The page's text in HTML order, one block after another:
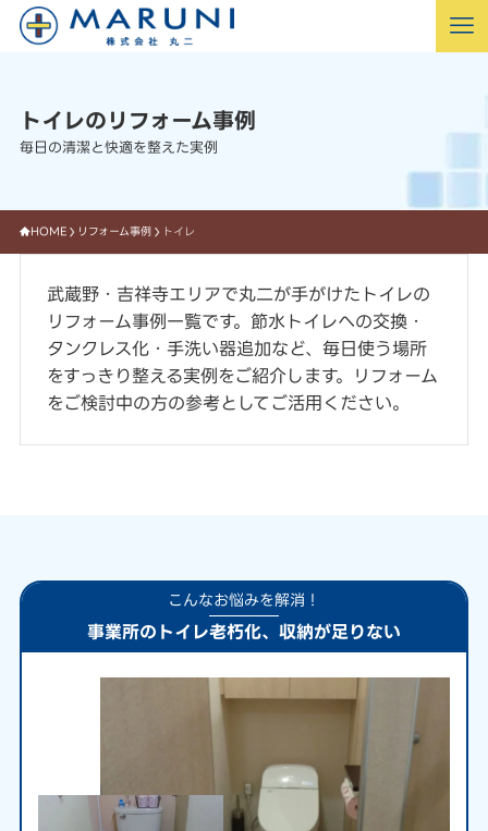
トイレのリフォーム事例
毎日の清潔と快適を整えた実例
HOME リフォーム事例 トイレ
武蔵野・吉祥寺エリアで丸二が手がけたトイレの
リフォーム事例一覧です。節水トイレへの交換・
タンクレス化・手洗い器追加など、毎日使う場所
をすっきり整える実例をご紹介します。リフォーム
をご検討中の方の参考としてご活用ください。
こんなお悩みを解消！
事業所のトイレ老朽化、収納が足りない